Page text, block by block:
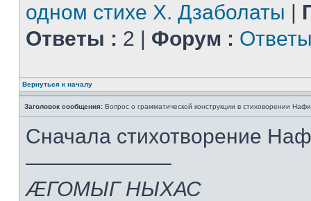
одном стихе Х. Дзаболаты |
Ответы : 2 | Форум :
Вернуться к началу
Заголовок сообщения: Вопрос о грамматической конструкции в стиховорении Нафи
Сначала стихотворение
———————
ÆГОМЫГ НЫХАС